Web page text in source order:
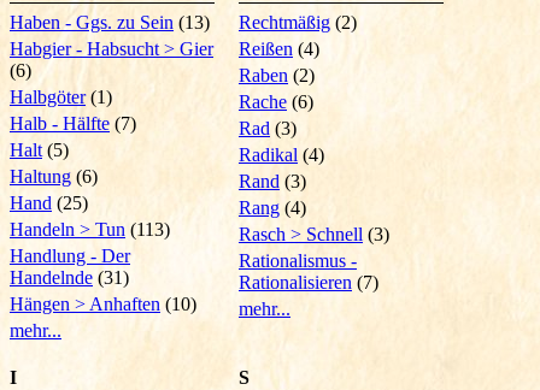
Haben - Ggs. zu Sein (13)
Habgier - Habsucht > Gier
(6)
Halbgöter (1)
Halb - Hälfte (7)
Halt (5)
Haltung (6)
Hand (25)
Handeln > Tun (113)
Handlung - Der
Handelnde (31)
Hängen > Anhaften (10)
mehr...
I
Rechtmäßig (2)
Reißen (4)
Raben (2)
Rache (6)
Rad (3)
Radikal (4)
Rand (3)
Rang (4)
Rasch > Schnell (3)
Rationalismus -
Rationalisieren (7)
mehr...
S